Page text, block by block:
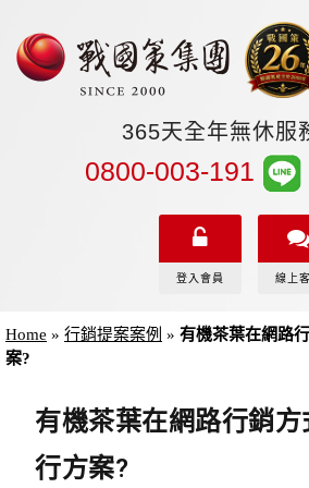
365天全年無休服
0800-003-191
登入會員 線上
Home » 行銷提案案例 » 有機茶葉在網路
案?
有機茶葉在網路行銷
行方案?